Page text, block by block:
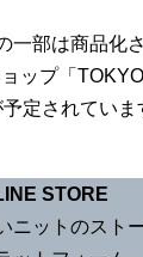
一部は商品化
ップ「
定されていま
STORE
ニットのスト